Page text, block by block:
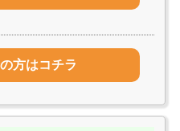
方はコチラ